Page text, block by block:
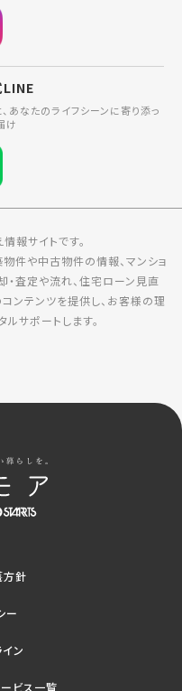
LINE
、あなたのライフシーンに寄り添っ
け
報サイトです。
件や中古物件の情報、マンショ
・査定や流れ、住宅ローン見直
ンテンツを提供し、お客様の理
サポートします。
方針
ー
ン
ビス一覧